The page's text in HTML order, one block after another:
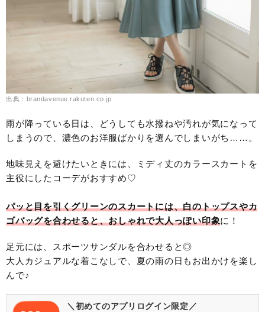
出典：brandavenue.rakuten.co.jp
雨が降っている日は、どうしても水撥ねや汚れが気になって
しまうので、濃色のお洋服ばかりを選んでしまいがち……。
地味見えを避けたいときには、ミディ丈のカラースカートを
主役にしたコーデがおすすめ♡
パッと目を引くグリーンのスカートには、白のトップスやカ
ゴバッグを合わせると、おしゃれで大人っぽい印象に！
足元には、スポーツサンダルを合わせると◎
大人カジュアルな着こなしで、夏の雨の日もお出かけを楽し
んで♪
＼初めてのアプリログイン限定／